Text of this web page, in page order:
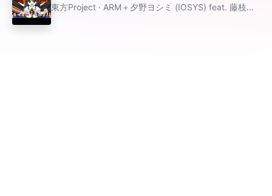
東方Project · ARM＋夕野ヨシミ (IOSYS) feat. 藤枝あかね